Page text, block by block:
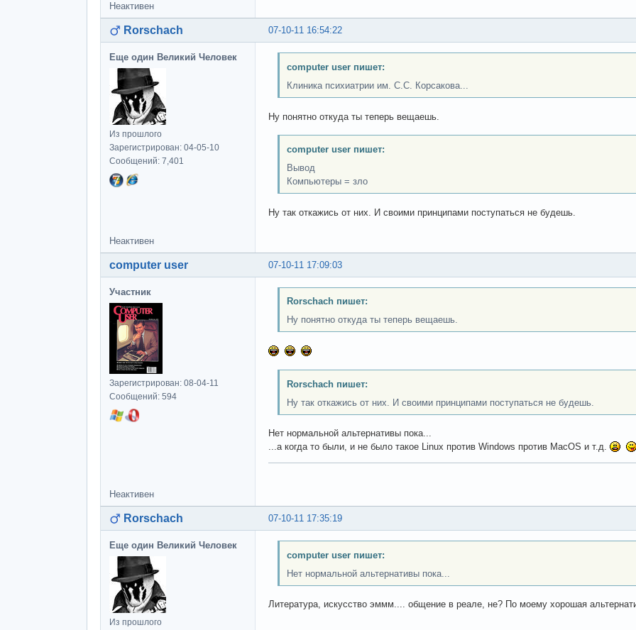
Неактивен
07-10-11 16:54:22
Rorschach
Еще один Великий Человек
Из прошлого
Зарегистрирован: 04-05-10
Сообщений: 7,401
computer user пишет:
Клиника психиатрии им. С.С. Корсакова...
Ну понятно откуда ты теперь вещаешь.
computer user пишет:
Вывод
Компьютеры = зло
Ну так откажись от них. И своими принципами поступаться не будешь.
Неактивен
07-10-11 17:09:03
computer user
Участник
Зарегистрирован: 08-04-11
Сообщений: 594
Rorschach пишет:
Ну понятно откуда ты теперь вещаешь.
Rorschach пишет:
Ну так откажись от них. И своими принципами поступаться не будешь.
Нет нормальной альтернативы пока...
...а когда то были, и не было такое Linux против Windows против MacOS и т.д.
Неактивен
07-10-11 17:35:19
Rorschach
Еще один Великий Человек
Из прошлого
computer user пишет:
Нет нормальной альтернативы пока...
Литература, искусство эммм.... общение в реале, не? По моему хорошая